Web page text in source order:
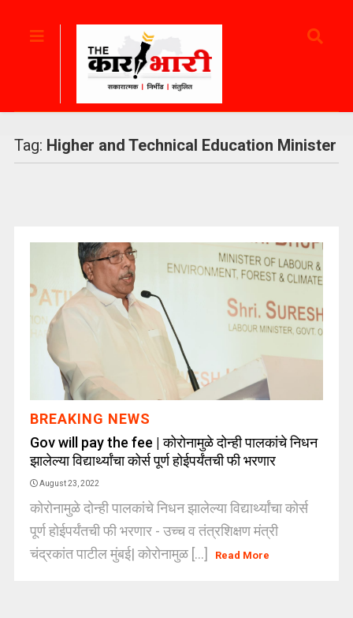
Tag: Higher and Technical Education Minister
BREAKING NEWS
Gov will pay the fee | कोरोनामुळे दोन्ही पालकांचे निधन
झालेल्या विद्यार्थ्यांचा कोर्स पूर्ण होईपर्यंतची फी भरणार
August 23, 2022
कोरोनामुळे दोन्ही पालकांचे निधन झालेल्या विद्यार्थ्यांचा कोर्स
पूर्ण होईपर्यंतची फी भरणार - उच्च व तंत्रशिक्षण मंत्री
चंद्रकांत पाटील मुंबई| कोरोनामुळ [...]
Read More